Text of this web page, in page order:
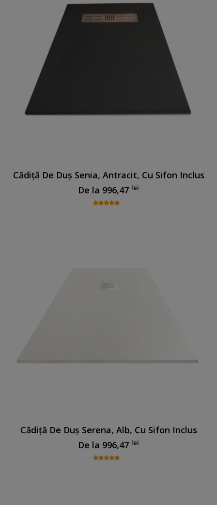
Cădiță De Duș Senia, Antracit, Cu Sifon Inclus
De la 996,47 lei
Cădiță De Duș Serena, Alb, Cu Sifon Inclus
De la 996,47 lei